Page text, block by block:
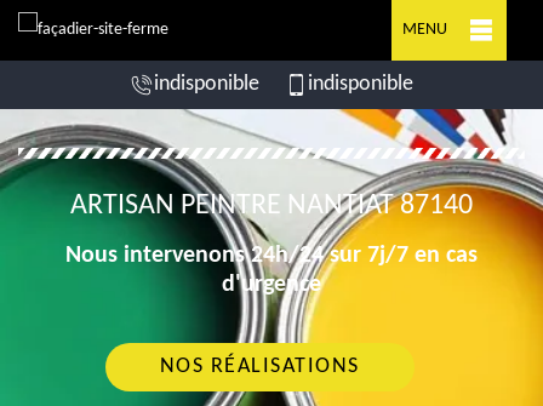
MENU
indisponible indisponible
ARTISAN PEINTRE NANTIAT 87140
Nous intervenons 24h/24 sur 7j/7 en cas
d'urgence
NOS RÉALISATIONS